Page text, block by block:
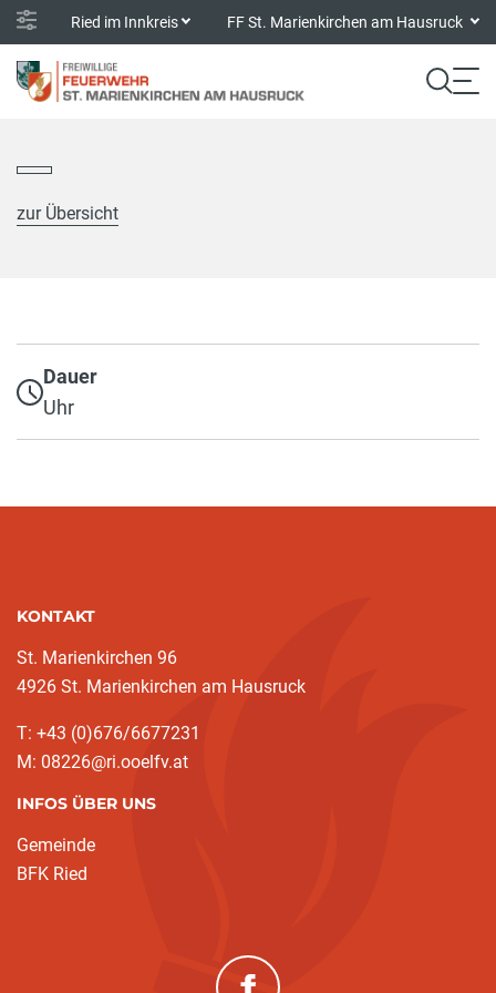
Ried im Innkreis FF St. Marienkirchen am Hausruck
zur Übersicht
Dauer
Uhr
KONTAKT
St. Marienkirchen 96
4926 St. Marienkirchen am Hausruck
T: +43 (0)676/6677231
M: 08226@ri.ooelfv.at
INFOS ÜBER UNS
Gemeinde
BFK Ried